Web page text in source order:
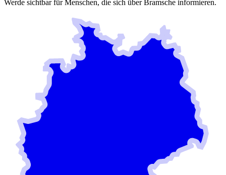
Werde sichtbar für Menschen, die sich überBramsche informieren.